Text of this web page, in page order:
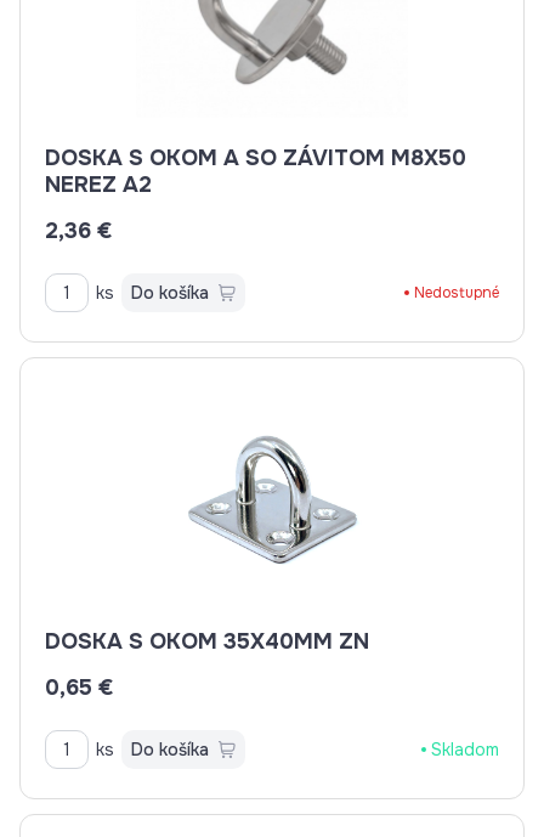
DOSKA S OKOM A SO ZÁVITOM M8X50
NEREZ A2
2,36 €
ks Do košíka Nedostupné
DOSKA S OKOM 35X40MM ZN
0,65 €
ks Do košíka Skladom